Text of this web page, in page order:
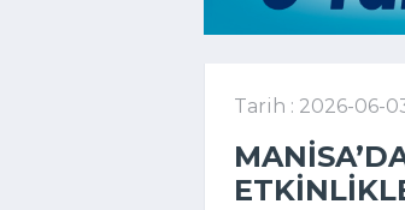
Tarih : 2026-06-